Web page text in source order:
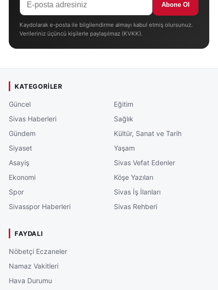
Abone Ol
Kaydolarak e-posta ile bilgilendirme almayı kabul etmiş olursunuz.
Verileriniz üçüncü kişilerle paylaşılmaz (KVKK).
KATEGORILER
Güncel
Sivas Haberleri
Gündem
Siyaset
Asayiş
Ekonomi
Spor
Sivasspor Haberleri
Eğitim
Sağlık
Kültür, Sanat ve Tarih
Yaşam
Sivas Vefat Edenler
Köşe Yazıları
Sivas İş İlanları
Sivas Rehberi
FAYDALI
Nöbetçi Eczaneler
Namaz Vakitleri
Hava Durumu